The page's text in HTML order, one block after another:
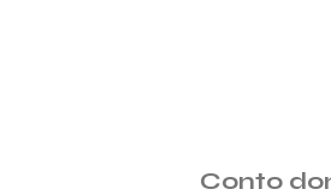
Conto